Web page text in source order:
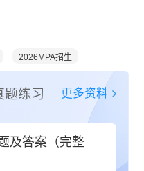
2026MPA招生
题练习 更多资料
及答案（完整